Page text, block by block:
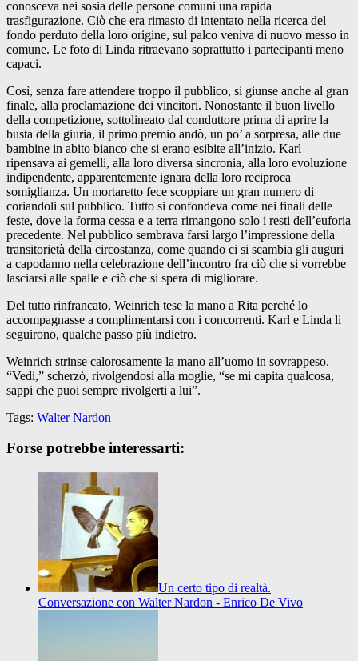
conosceva nei sosia delle persone comuni una rapida
trasfigurazione. Ciò che era rimasto di intentato nella ricerca del
fondo perduto della loro origine, sul palco veniva di nuovo messo in
comune. Le foto di Linda ritraevano soprattutto i partecipanti meno
capaci.
Così, senza fare attendere troppo il pubblico, si giunse anche al gran
finale, alla proclamazione dei vincitori. Nonostante il buon livello
della competizione, sottolineato dal conduttore prima di aprire la
busta della giuria, il primo premio andò, un po’ a sorpresa, alle due
bambine in abito bianco che si erano esibite all’inizio. Karl
ripensava ai gemelli, alla loro diversa sincronia, alla loro evoluzione
indipendente, apparentemente ignara della loro reciproca
somiglianza. Un mortaretto fece scoppiare un gran numero di
coriandoli sul pubblico. Tutto si confondeva come nei finali delle
feste, dove la forma cessa e a terra rimangono solo i resti dell’euforia
precedente. Nel pubblico sembrava farsi largo l’impressione della
transitorietà della circostanza, come quando ci si scambia gli auguri
a capodanno nella celebrazione dell’incontro fra ciò che si vorrebbe
lasciarsi alle spalle e ciò che si spera di migliorare.
Del tutto rinfrancato, Weinrich tese la mano a Rita perché lo
accompagnasse a complimentarsi con i concorrenti. Karl e Linda li
seguirono, qualche passo più indietro.
Weinrich strinse calorosamente la mano all’uomo in sovrappeso.
“Vedi,” scherzò, rivolgendosi alla moglie, “se mi capita qualcosa,
sappi che puoi sempre rivolgerti a lui”.
Tags: Walter Nardon
Forse potrebbe interessarti:
Un certo tipo di realtà.
Conversazione con Walter Nardon - Enrico De Vivo